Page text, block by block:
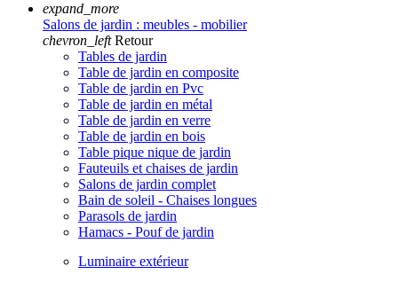
expand_more
Salons de jardin : meubles - mobilier
chevron_left Retour
Tables de jardin
Table de jardin en composite
Table de jardin en Pvc
Table de jardin en métal
Table de jardin en verre
Table de jardin en bois
Table pique nique de jardin
Fauteuils et chaises de jardin
Salons de jardin complet
Bain de soleil - Chaises longues
Parasols de jardin
Hamacs - Pouf de jardin
Luminaire extérieur